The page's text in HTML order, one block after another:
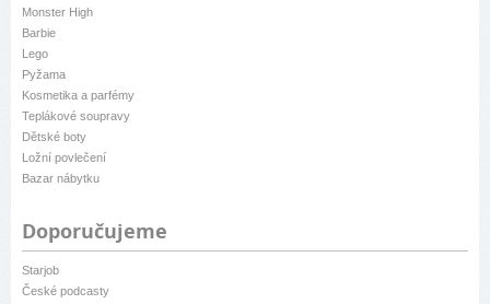
Monster High
Barbie
Lego
Pyžama
Kosmetika a parfémy
Teplákové soupravy
Dětské boty
Ložní povlečení
Bazar nábytku
Doporučujeme
Starjob
České podcasty